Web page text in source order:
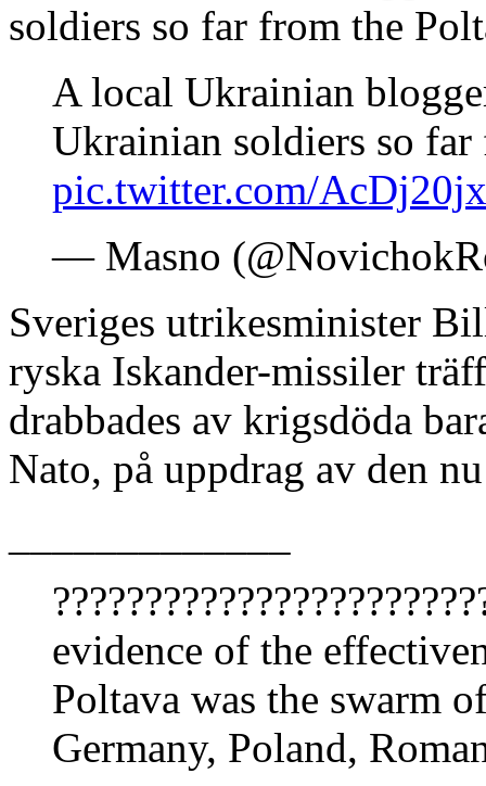
soldiers so far from the
A local Ukrainian
Ukrainian soldiers so
pic.twitter.com/
— Masno
Sveriges utrikesminister
ryska Iskander-missiler
drabbades av krigsdöda
Nato, på uppdrag av den
evidence of the
Poltava was the swarm
Germany, Poland,